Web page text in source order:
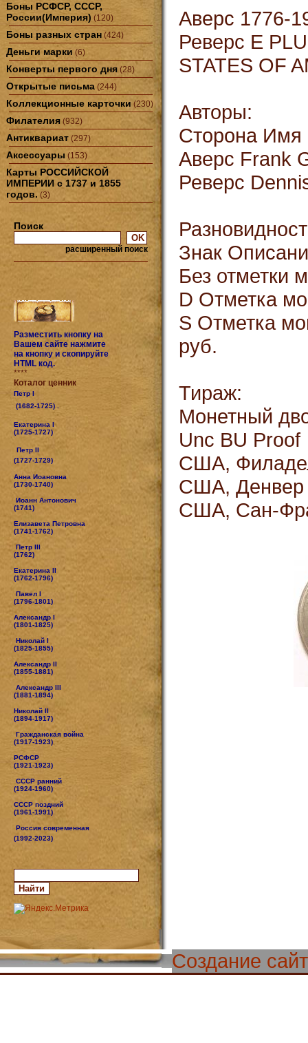
Боны РСФСР, СССР,
России(Империя) (120)
Боны разных стран (424)
Деньги марки (6)
Конверты первого дня (28)
Открытые письма (244)
Коллекционные карточки (230)
Филателия (932)
Антиквариат (297)
Аксессуары (153)
Карты РОССИЙСКОЙ
ИМПЕРИИ с 1737 и 1855
годов. (3)
Поиск
расширенный поиск
Разместить кнопку на
Вашем сайте нажмите
на кнопку и скопируйте
HTML код.
****
Коталог ценник
Петр I
(1682-1725) .
Екатерина I
(1725-1727)
Петр II
(1727-1729)
Анна Иоановна
(1730-1740)
Иоанн Антонович
(1741)
Елизавета Петровна
(1741-1762)
Петр III
(1762)
Екатерина II
(1762-1796)
Павел I
(1796-1801)
Александр I
(1801-1825)
Николай I
(1825-1855)
Александр II
(1855-1881)
Александр III
(1881-1894)
Николай II
(1894-1917)
Гражданская война
(1917-1923)
РСФСР
(1921-1923)
СССР ранний
(1924-1960)
СССР поздний
(1961-1991)
Россия современная
(1992-2023)
Аверс 1776-
Реверс E
STATES OF
Авторы:
Сторона Имя
Аверс Frank
Реверс
Знак
Без отметки
D Отметка
S Отметка
руб.
Тираж:
Монетный
Unc BU Proof
США,
США, Денвер
США, Сан-
Создание